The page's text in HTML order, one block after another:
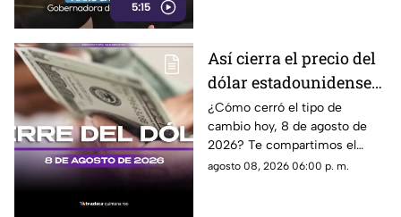
5:15
disposiciones podrían
utilizarse para sancionar a
medios y periodistas críticos,
además de abrir la puerta a
que el poder determine qué
contenidos son información,
opinión o motivo de sanción.
Así cierra el precio del
dólar estadounidense
HOY, sábado 8 de
agosto de 2026, en
Cancún
¿Cómo cerró el tipo de
cambio hoy, 8 de agosto de
2026? Te compartimos el
precio del dólar al cierre de
agosto 08, 2026 06:00 p. m.